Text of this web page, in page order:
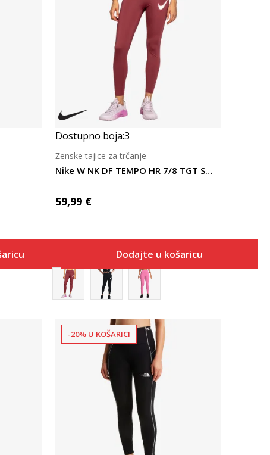
Uporedi
Dostupno boja:3
Nike W NK DF TEMPO HR 7/8 TGT SWHBR
Ženske tajice za trčanje
59,99 €
Dodajte u košaricu
Uporedi
-20% U KOŠARICI